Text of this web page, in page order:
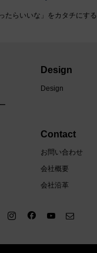
ったらいいな」をカタチにする
Design
Design
Contact
お問い合わせ
会社概要
会社沿革